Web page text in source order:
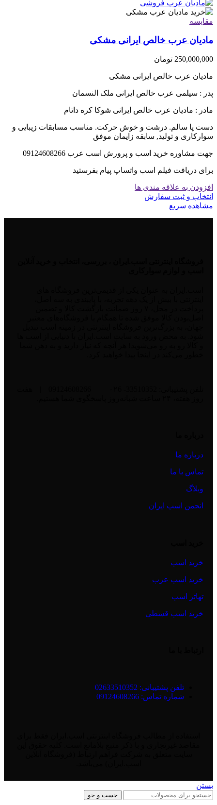
مقایسه
مادیان عرب خالص ایرانی مشکی
250,000,000 تومان
مادیان عرب خالص ایرانی مشکی
پدر : سیلمی عرب خالص ایرانی ملک النسمان
مادر : مادیان عرب خالص ایرانی شوکا کره داتام
دست پا سالم. درشت و خوش حرکت. مناسب مسابقات زیبایی و
سوارکاری و تولید, سابقه زایمان موفق
جهت مشاوره خرید اسب و پرورش اسب عرب 09124608266
برای دریافت فیلم اسب واتساپ پیام بفرستید
افزودن به علاقه مندی ها
انتخاب و ثبت سفارش
مشاهده سریع
درباره ما
تماس با ما
وبلاگ
انجمن اسب ایران
خرید اسب
خرید اسب عرب
تهاتر اسب
خرید اسب قسطی
تلفن پشتیبانی: 02633510352
شماره تماس: 09124608266
بستن
جست و جو